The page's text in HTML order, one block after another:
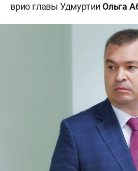
врио главы УдмуртииОльга